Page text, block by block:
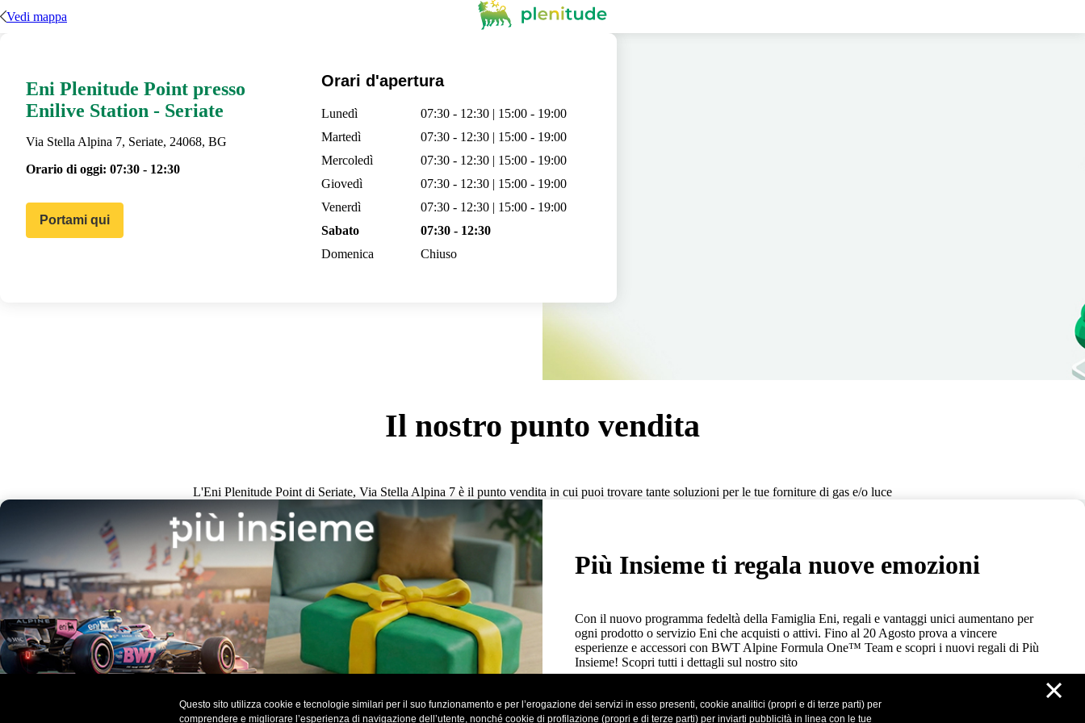
Questo sito utilizza cookie e tecnologie similari per il suo funzionamento e per l’erogazione dei servizi in esso presenti, cookie analitici (propri e di terze parti) per
comprendere e migliorare l’esperienza di navigazione dell’utente, nonché cookie di profilazione (propri e di terze parti) per inviarti pubblicità in linea con le tue
×
Vedi mappa
Eni Plenitude Point presso
Enilive Station - Seriate
Via Stella Alpina 7, Seriate, 24068, BG
Orario di oggi: 07:30 - 12:30
Portami qui
Orari d'apertura
Lunedì
07:30 - 12:30 | 15:00 - 19:00
Martedì
07:30 - 12:30 | 15:00 - 19:00
Mercoledì
07:30 - 12:30 | 15:00 - 19:00
Giovedì
07:30 - 12:30 | 15:00 - 19:00
Venerdì
07:30 - 12:30 | 15:00 - 19:00
Sabato
07:30 - 12:30
Domenica
Chiuso
Il nostro punto vendita
L'Eni Plenitude Point di Seriate, Via Stella Alpina 7 è il punto vendita in cui puoi trovare tante soluzioni per le tue forniture di gas e/o luce
Più Insieme ti regala nuove emozioni
Con il nuovo programma fedeltà della Famiglia Eni, regali e vantaggi unici aumentano per
ogni prodotto o servizio Eni che acquisti o attivi. Fino al 20 Agosto prova a vincere
esperienze e accessori con BWT Alpine Formula One™ Team e scopri i nuovi regali di Più
Insieme! Scopri tutti i dettagli sul nostro sito
Ulteriori informazioni